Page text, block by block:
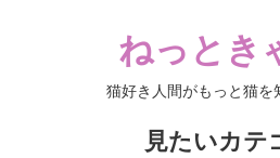
ねっとき
猫好き人間がもっと猫を
見たいカテ